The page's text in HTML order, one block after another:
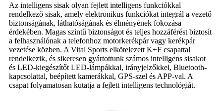
Az intelligens sisak olyan fejlett intelligens funkciókkal
rendelkező sisak, amely elektronikus funkciókat integrál a vezető
biztonságának, láthatóságának és élményének fokozása
érdekében. Magas szintű biztonságot és teljes hozzáférést biztosít
a felhasználónak a telefonhoz motorkerékpár vagy kerékpár
vezetése közben. A Vital Sports elkötelezett K+F csapattal
rendelkezik, és sikeresen gyártottunk számos intelligens sisakot
és LED-kiegészítőt LED-lámpákkal, irányjelzőkkel, Bluetooth-
kapcsolattal, beépített kamerákkal, GPS-szel és APP-val. A
csapat folyamatosan kutatja a fejlett intelligens technológiát.